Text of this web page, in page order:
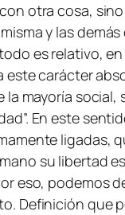
otra cosa,
y las demás
es relativo,
carácter
mayoría
En este
ligadas,
su libertad
eso, podemos
Definición que